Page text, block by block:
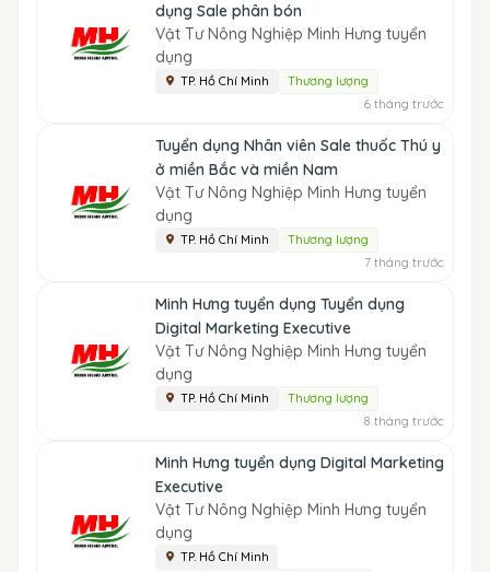
dụng Sale phân bón
Vật Tư Nông Nghiệp Minh Hưng tuyển
dụng
TP. Hồ Chí Minh Thương lượng
6 tháng trước
Tuyển dụng Nhân viên Sale thuốc Thú y
ở miền Bắc và miền Nam
Vật Tư Nông Nghiệp Minh Hưng tuyển
dụng
TP. Hồ Chí Minh Thương lượng
7 tháng trước
Minh Hưng tuyển dụng Tuyển dụng
Digital Marketing Executive
Vật Tư Nông Nghiệp Minh Hưng tuyển
dụng
TP. Hồ Chí Minh Thương lượng
8 tháng trước
Minh Hưng tuyển dụng Digital Marketing
Executive
Vật Tư Nông Nghiệp Minh Hưng tuyển
dụng
TP. Hồ Chí Minh